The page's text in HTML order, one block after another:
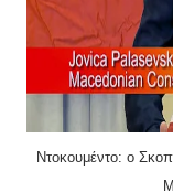
Ντοκουμέντο: ο